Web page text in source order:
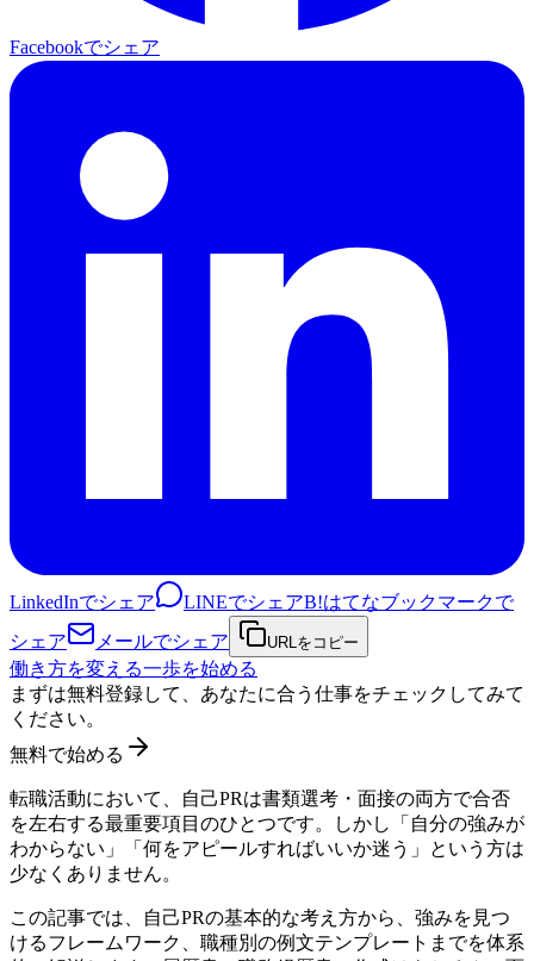
Facebookでシェア
LinkedInでシェア LINEでシェアB!はてなブックマークで
シェア
メールでシェア URLをコピー
働き方を変える一歩を始める
まずは無料登録して、あなたに合う仕事をチェックしてみて
ください。
無料で始める
転職活動において、自己PRは書類選考・面接の両方で合否
を左右する最重要項目のひとつです。しかし「自分の強みが
わからない」「何をアピールすればいいか迷う」という方は
少なくありません。
この記事では、自己PRの基本的な考え方から、強みを見つ
けるフレームワーク、職種別の例文テンプレートまでを体系